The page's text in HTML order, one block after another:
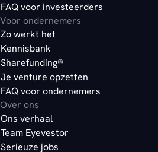
FAQ voor investeerders
Voor ondernemers
Zo werkt het
Kennisbank
Sharefunding®
Je venture opzetten
FAQ voor ondernemers
Over ons
Ons verhaal
Team Eyevestor
Serieuze jobs